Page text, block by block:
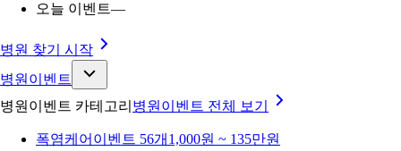
오늘 이벤트—
병원 찾기 시작
병원이벤트
병원이벤트 카테고리 병원이벤트 전체 보기
폭염케어 이벤트 56개 1,000원 ~ 135만원